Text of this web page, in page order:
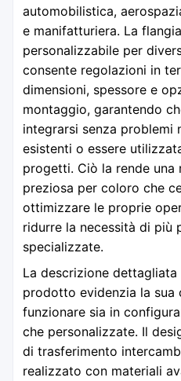
automobilistica,
e manifatturiera. La flangia
personalizzabile per
consente regolazioni in
dimensioni, spessore e
montaggio, garantendo
integrarsi senza problemi
esistenti o essere
progetti. Ciò la rende una
preziosa per coloro che
ottimizzare le proprie
ridurre la necessità di più
specializzate.
La descrizione dettagliata
prodotto evidenzia la sua
funzionare sia in
che personalizzate. Il
di trasferimento
realizzato con materiali